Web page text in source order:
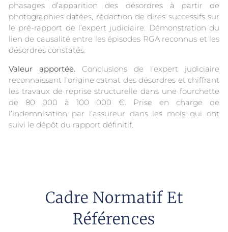
phasages d’apparition des désordres à partir de
photographies datées, rédaction de dires successifs sur
le pré-rapport de l’expert judiciaire. Démonstration du
lien de causalité entre les épisodes RGA reconnus et les
désordres constatés.
Valeur apportée. Conclusions de l’expert judiciaire
reconnaissant l’origine catnat des désordres et chiffrant
les travaux de reprise structurelle dans une fourchette
de 80 000 à 100 000 €. Prise en charge de
l’indemnisation par l’assureur dans les mois qui ont
suivi le dépôt du rapport définitif.
Cadre Normatif Et
Références